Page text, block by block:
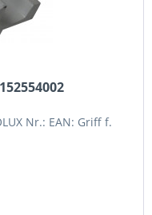
Nr.: EAN: Griff f.